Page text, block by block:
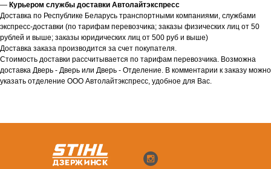
— Курьером службы доставки Автолайтэкспресс
Доставка по Республике Беларусь транспортными компаниями, службами
экспресс-доставки (по тарифам перевозчика; заказы физических лиц от 50
рублей и выше; заказы юридических лиц от 500 руб и выше)
Доставка заказа производится за счет покупателя.
Стоимость доставки рассчитывается по тарифам перевозчика. Возможна
доставка Дверь - Дверь или Дверь - Отделение. В комментарии к заказу можно
указать отделение ООО Автолайтэкспресс, удобное для Вас.